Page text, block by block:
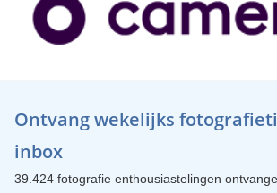
Ontvang wekelijks
inbox
39.424 fotografie enthousiastelingen